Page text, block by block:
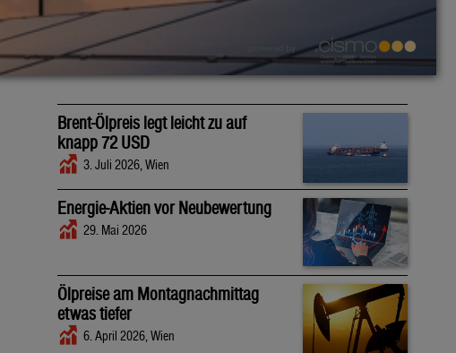
Brent-Ölpreis legt leicht zu auf
knapp 72 USD
3. Juli 2026, Wien
Energie-Aktien vor Neubewertung
29. Mai 2026
Ölpreise am Montagnachmittag
etwas tiefer
6. April 2026, Wien